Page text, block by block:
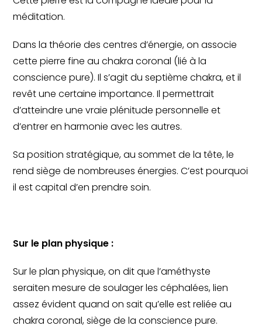
méditation.
Dans la théorie des centres d’énergie, on associe
cette pierre fine au chakra coronal (lié à la
conscience pure). Il s’agit du septième chakra, et il
revêt une certaine importance. Il permettrait
d’atteindre une vraie plénitude personnelle et
d’entrer en harmonie avec les autres.
Sa position stratégique, au sommet de la tête, le
rend siège de nombreuses énergies. C’est pourquoi
il est capital d’en prendre soin.
Sur le plan physique :
Sur le plan physique, on dit que l’améthyste
seraiten mesure de soulager les céphalées, lien
assez évident quand on sait qu’elle est reliée au
chakra coronal, siège de la conscience pure.